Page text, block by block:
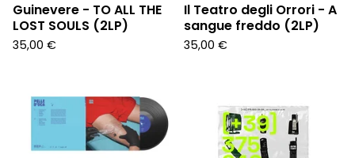
Guinevere - TO ALL THE
LOST SOULS (2LP)
35,00 €
Il Teatro degli Orrori - A
sangue freddo (2LP)
35,00 €